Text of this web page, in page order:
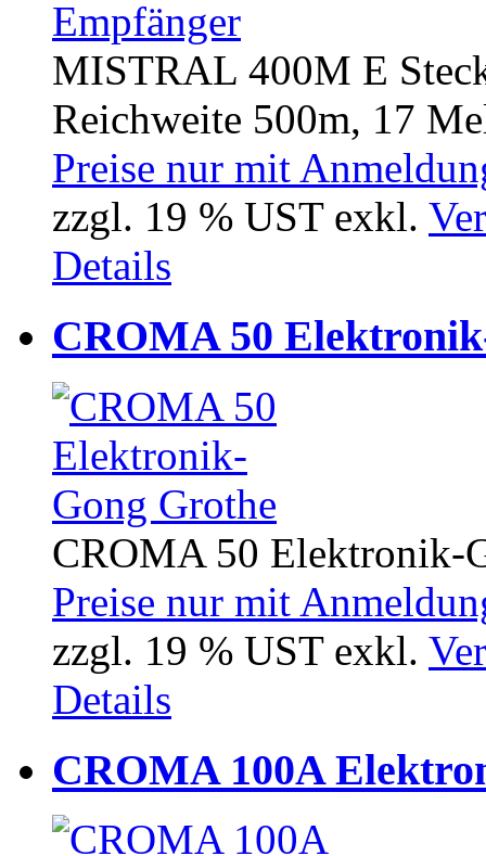
MISTRAL 400M E
Reichweite 500m, 17
Preise nur mit
zzgl. 19 % UST exkl.
Details
CROMA 50
CROMA 50 Elektronik-
Preise nur mit
zzgl. 19 % UST exkl.
Details
CROMA 100A